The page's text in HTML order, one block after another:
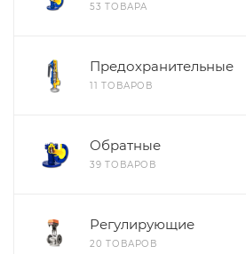
53 ТОВАРА
Предохранительные
11 ТОВАРОВ
Обратные
39 ТОВАРОВ
Регулирующие
20 ТОВАРОВ